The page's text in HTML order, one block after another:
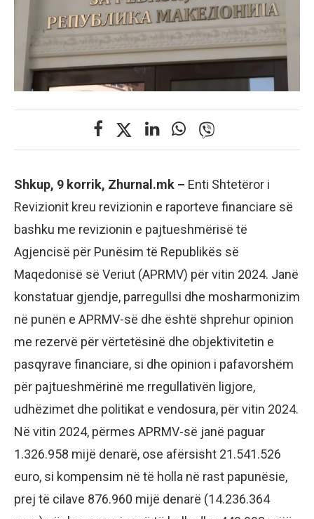
Shkup, 9 korrik, Zhurnal.mk – Enti Shtetëror i
Revizionit kreu revizionin e raporteve financiare së
bashku me revizionin e pajtueshmërisë të
Agjencisë për Punësim të Republikës së
Maqedonisë së Veriut (APRMV) për vitin 2024. Janë
konstatuar gjendje, parregullsi dhe mosharmonizim
në punën e APRMV-së dhe është shprehur opinion
me rezervë për vërtetësinë dhe objektivitetin e
pasqyrave financiare, si dhe opinion i pafavorshëm
për pajtueshmërinë me rregullativën ligjore,
udhëzimet dhe politikat e vendosura, për vitin 2024.
Në vitin 2024, përmes APRMV-së janë paguar
1.326.958 mijë denarë, ose afërsisht 21.541.526
euro, si kompensim në të holla në rast papunësie,
prej të cilave 876.960 mijë denarë (14.236.364